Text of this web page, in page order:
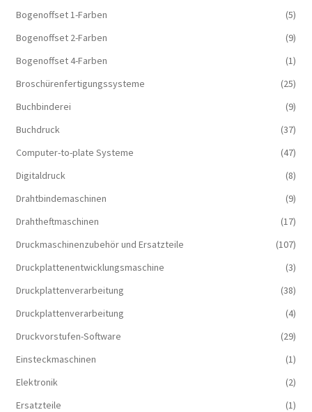
Bogenoffset 1-Farben
(5)
Bogenoffset 2-Farben
(9)
Bogenoffset 4-Farben
(1)
Broschürenfertigungssysteme
(25)
Buchbinderei
(9)
Buchdruck
(37)
Computer-to-plate Systeme
(47)
Digitaldruck
(8)
Drahtbindemaschinen
(9)
Drahtheftmaschinen
(17)
Druckmaschinenzubehör und Ersatzteile
(107)
Druckplattenentwicklungsmaschine
(3)
Druckplattenverarbeitung
(38)
Druckplattenverarbeitung
(4)
Druckvorstufen-Software
(29)
Einsteckmaschinen
(1)
Elektronik
(2)
Ersatzteile
(1)